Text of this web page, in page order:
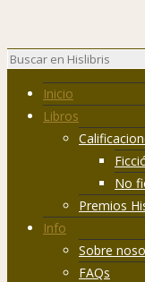
Inicio
Libros
No
Premios
Info
Sobre
FAQs